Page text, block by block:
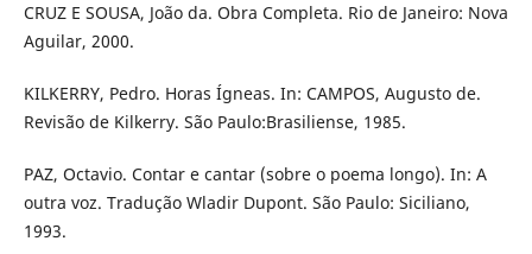
CRUZ E SOUSA, João da. Obra Completa. Rio de Janeiro: Nova
Aguilar, 2000.
KILKERRY, Pedro. Horas Ígneas. In: CAMPOS, Augusto de.
Revisão de Kilkerry. São Paulo:Brasiliense, 1985.
PAZ, Octavio. Contar e cantar (sobre o poema longo). In: A
outra voz. Tradução Wladir Dupont. São Paulo: Siciliano,
1993.